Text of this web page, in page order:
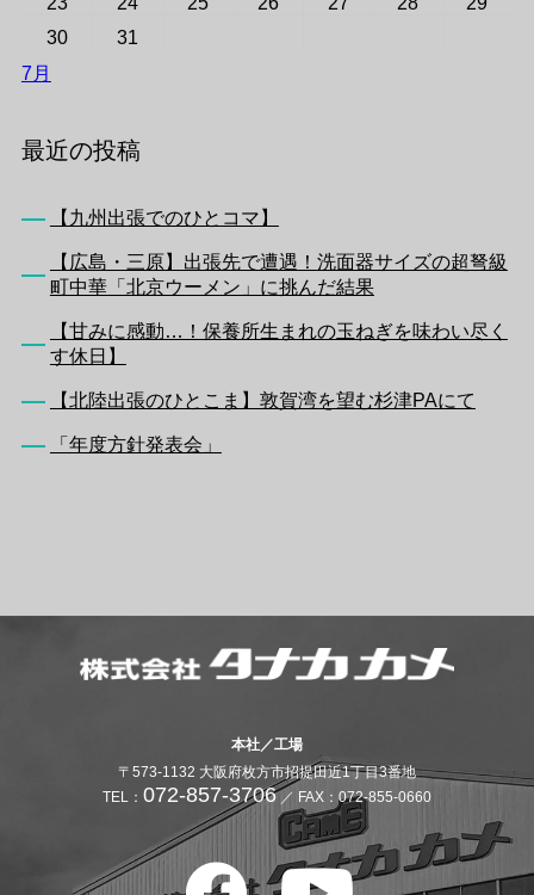
30
31
7月
最近の投稿
【九州出張でのひとコマ】
【広島・三原】出張先で遭遇！洗面器サイズの超弩級
町中華「北京ウーメン」に挑んだ結果
【甘みに感動…！保養所生まれの玉ねぎを味わい尽く
す休日】
【北陸出張のひとこま】敦賀湾を望む杉津PAにて
「年度方針発表会」
本社／工場
〒573-1132 大阪府枚方市招提田近1丁目3番地
TEL： 072-857-3706／ FAX：072-855-0660